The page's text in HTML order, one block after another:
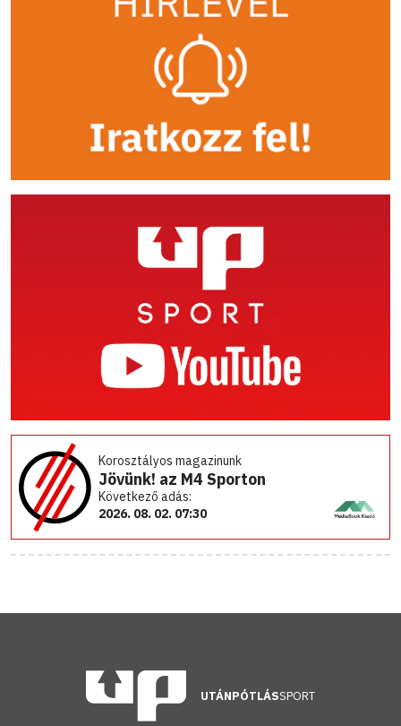
Korosztályos magazinunk
Jövünk! az M4 Sporton
Következő adás:
2026. 08. 02. 07:30
UTÁNPÓTLÁSSPORT